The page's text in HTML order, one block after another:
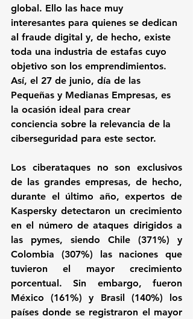
global. Ello las hace muy
interesantes para quienes se dedican
al fraude digital y, de hecho, existe
toda una industria de estafas cuyo
objetivo son los emprendimientos.
Así, el 27 de junio, día de las
Pequeñas y Medianas Empresas, es
la ocasión ideal para crear
conciencia sobre la relevancia de la
ciberseguridad para este sector.
Los ciberataques no son exclusivos
de las grandes empresas, de hecho,
durante el último año, expertos de
Kaspersky detectaron un crecimiento
en el número de ataques dirigidos a
las pymes, siendo Chile (371%) y
Colombia (307%) las naciones que
tuvieron el mayor crecimiento
porcentual. Sin embargo, fueron
México (161%) y Brasil (140%) los
países donde se registraron el mayor